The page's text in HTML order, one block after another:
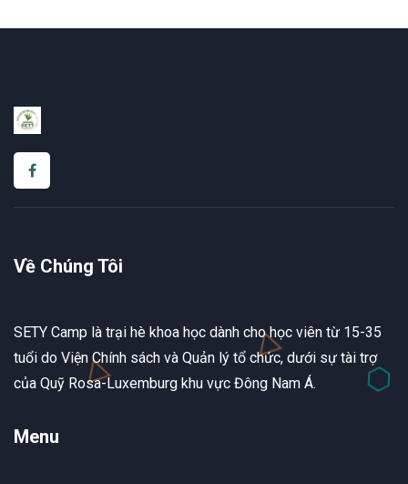
Về Chúng Tôi
SETY Camp là trại hè khoa học dành cho học viên từ 15-35
tuổi do Viện Chính sách và Quản lý tổ chức, dưới sự tài trợ
của Quỹ Rosa-Luxemburg khu vực Đông Nam Á.
Menu